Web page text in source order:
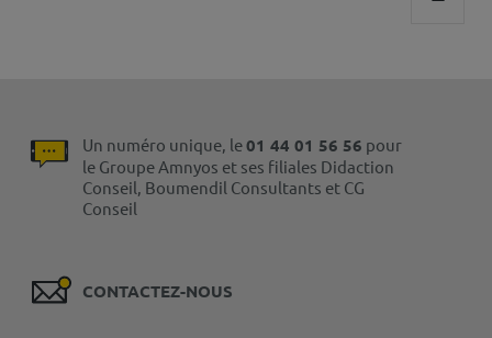
Un numéro unique, le01 44 01 56 56 pour
le Groupe Amnyos et ses filiales Didaction
Conseil, Boumendil Consultants et CG
Conseil
CONTACTEZ-NOUS